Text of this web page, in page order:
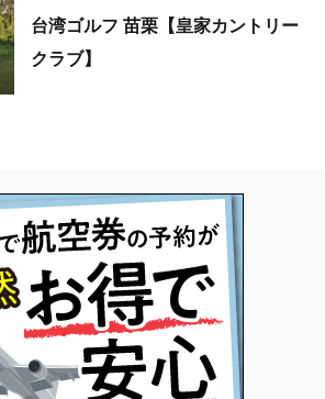
台湾ゴルフ 苗栗【皇家カントリー
クラブ】